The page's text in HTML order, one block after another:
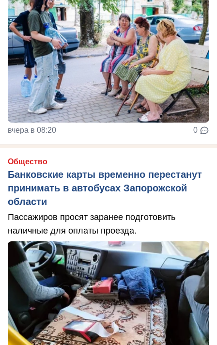
вчера в 08:20 0
Общество
Банковские карты временно перестанут
принимать в автобусах Запорожской
области
Пассажиров просят заранее подготовить
наличные для оплаты проезда.